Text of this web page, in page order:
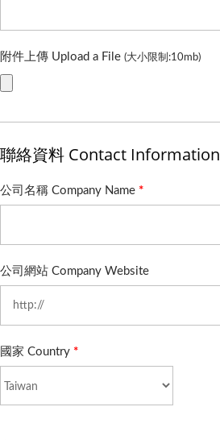
附件上傳 Upload a File (大小限制:10mb)
聯絡資料 Contact Information
公司名稱 Company Name *
公司網站 Company Website
國家 Country *